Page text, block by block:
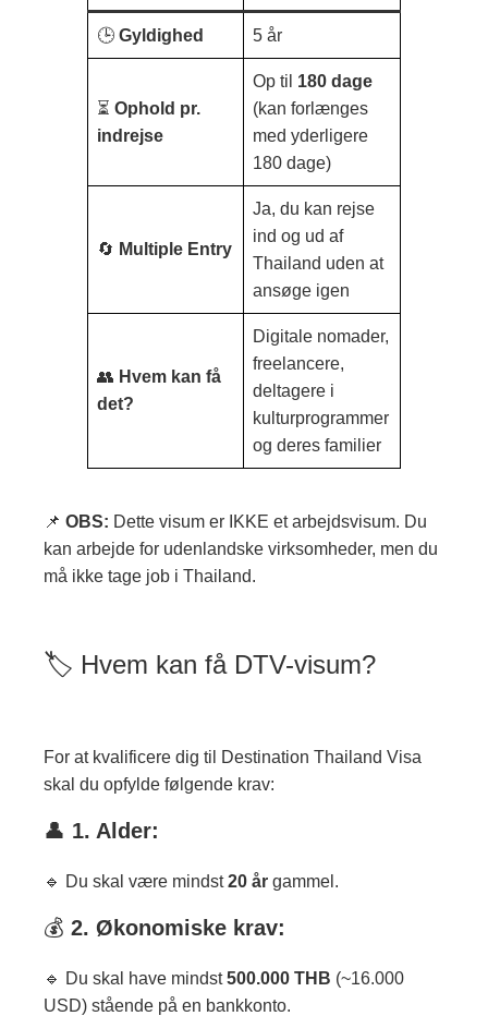
🕒 Gyldighed 5 år
⏳ Ophold pr.
indrejse
Op til 180 dage
(kan forlænges
med yderligere
180 dage)
🔄 Multiple Entry
Ja, du kan rejse
ind og ud af
Thailand uden at
ansøge igen
👥 Hvem kan få
det?
Digitale nomader,
freelancere,
deltagere i
kulturprogrammer
og deres familier
📌 OBS: Dette visum er IKKE et arbejdsvisum. Du
kan arbejde for udenlandske virksomheder, men du
må ikke tage job i Thailand.
🏷 Hvem kan få DTV-visum?
For at kvalificere dig til Destination Thailand Visa
skal du opfylde følgende krav:
👤 1. Alder:
🔹 Du skal være mindst20 år gammel.
💰 2. Økonomiske krav:
🔹 Du skal have mindst500.000 THB (~16.000
USD) stående på en bankkonto.